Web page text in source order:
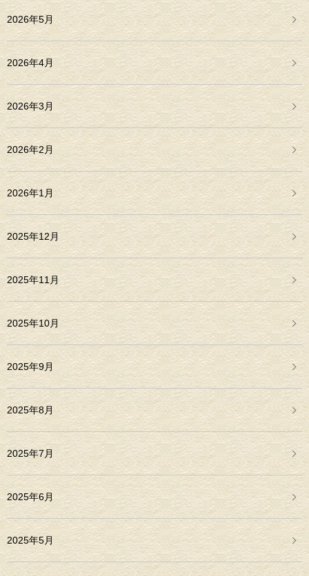
2026年5月
2026年4月
2026年3月
2026年2月
2026年1月
2025年12月
2025年11月
2025年10月
2025年9月
2025年8月
2025年7月
2025年6月
2025年5月